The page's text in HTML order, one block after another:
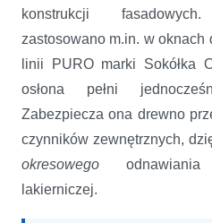
konstrukcji
zastosowano m.in. w
linii PURO marki Sokółka
osłona pełni
Zabezpiecza ona drewno
czynników zewnętrznych,
okresowego
lakierniczej.